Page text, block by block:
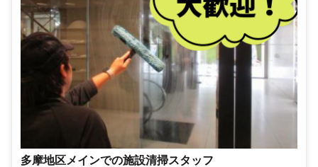
多摩地区メインでの施設清掃スタッフ